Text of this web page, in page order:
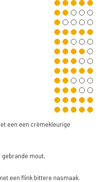
een een crèmekleurige
gebrande mout,
een flink bittere nasmaak.